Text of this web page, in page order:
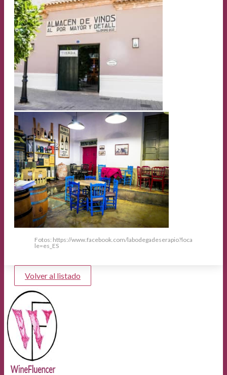
Fotos: https://www.facebook.com/labodegadeserapio?loca
le=es_ES
Volver al listado